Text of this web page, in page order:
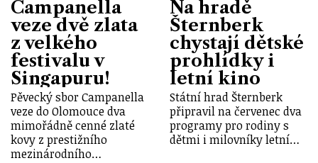
Campanella
veze dvě zlata
z velkého
festivalu v
Singapuru!
Pěvecký sbor Campanella
veze do Olomouce dva
mimořádně cenné zlaté
kovy z prestižního
mezinárodního…
Na hradě
Šternberk
chystají dětské
prohlídky i
letní kino
Státní hrad Šternberk
připravil na červenec dva
programy pro rodiny s
dětmi i milovníky letní…